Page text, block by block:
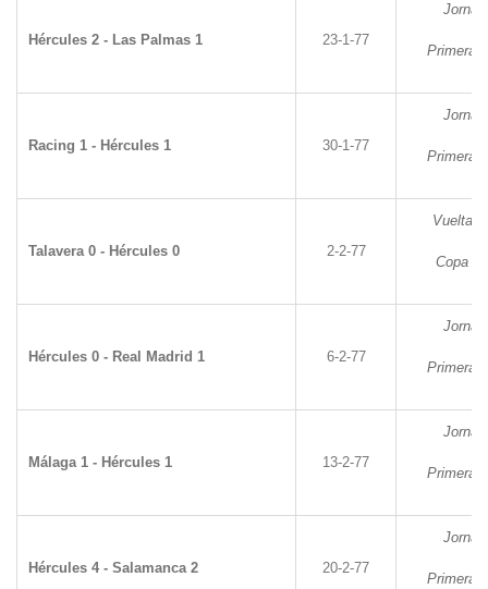
Hércules 2 - Las Palmas 1 23-1-77
Primera
Racing 1 - Hércules 1 30-1-77
Primera
Talavera 0 - Hércules 0 2-2-77
Vuelta
Copa
Hércules 0 - Real Madrid 1 6-2-77
Primera
Málaga 1 - Hércules 1 13-2-77
Primera
Hércules 4 - Salamanca 2 20-2-77
Primera